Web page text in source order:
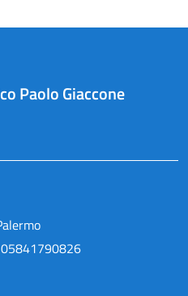
Paolo Giaccone
05841790826